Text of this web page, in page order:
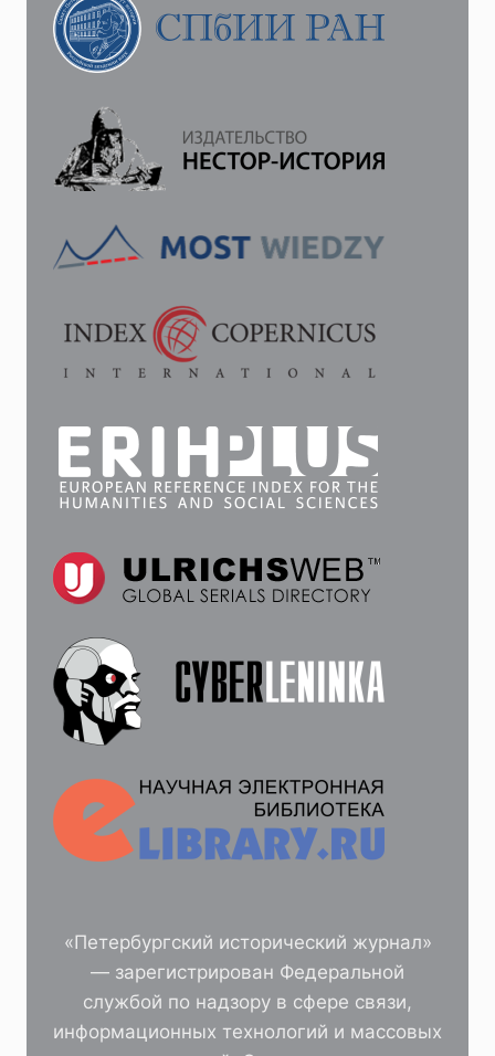
(С
ПРИВЛЕЧЕНИЕМ
ГУБЕРНИИ)
«Петербургский исторический журнал»
— зарегистрирован Федеральной
службой по надзору в сфере связи,
информационных технологий и массовых